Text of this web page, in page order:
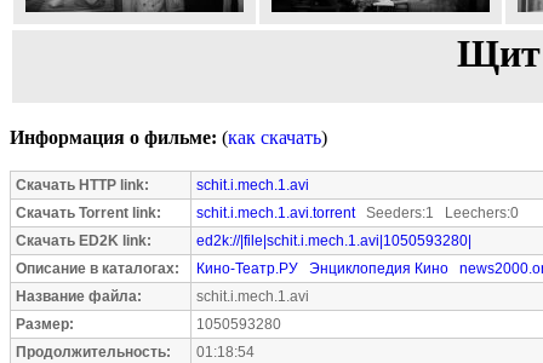
Щит
Информация о фильме: (как скачать)
Скачать HTTP link:
schit.i.mech.1.avi
Скачать Torrent link:
schit.i.mech.1.avi.torrentSeeders:1 Leechers:0
Скачать ED2K link:
ed2k://|file|schit.i.mech.1.avi|1050593280|
Описание в каталогах:
Кино-Театр.РУ Энциклопедия Кино
Название файла:
schit.i.mech.1.avi
Размер:
1050593280
Продолжительность:
01:18:54